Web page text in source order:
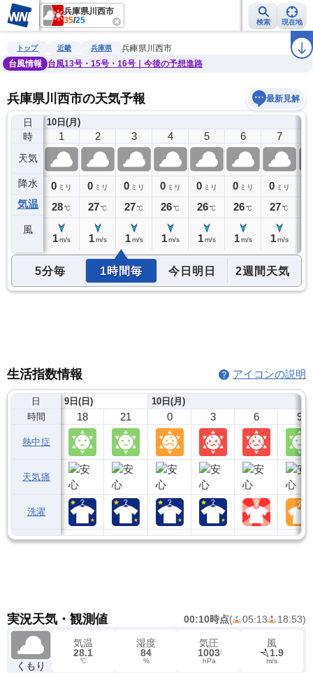
兵庫県川西市
35/25 検索 現在地
雨雲レーダー 台風情報 地震情報 ラ
トップ 近畿 兵庫県
兵庫県川西市
台風情報
台風13号・15号・16号｜今後の予想進路
兵庫県川西市の天気予報 最新見解
日
時
天気
降水
気温
風
10日(月)
0
0ミリ
28℃
1
0 ミリ
28℃
1 m/s
2
0 ミリ
27℃
1 m/s
3
0 ミリ
27℃
1 m/s
4
0 ミリ
26℃
1 m/s
5
0 ミリ
26℃
1 m/s
6
0 ミリ
26℃
1 m/s
7
0 ミリ
27℃
1 m/s
5分毎 1時間毎 今日明日 2週間天気
生活指数情報 アイコンの説明
日
時間
熱中症
天気痛
洗濯
9日(日)
18 21
10日(月)
0 3 6 9
実況天気・観測値 00:10時点( 05:13 18:53)
くもり
気温
28.1
℃
湿度
84
%
気圧
1003
hPa
風
1.9
m/s